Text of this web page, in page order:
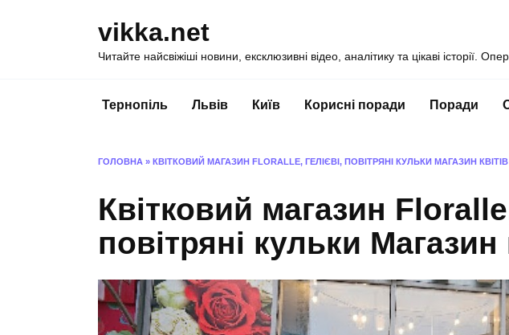
vikka.net
Читайте найсвіжіші новини, ексклюзивні відео, аналітику та цікаві
Тернопіль Львів Київ Корисні поради Поради
ГОЛОВНА » КВІТКОВИЙ МАГАЗИН FLORALLE, ГЕЛІЄВІ, ПОВІТРЯНІ КУЛЬКИ МАГАЗИН КВІТІВ
Квітковий магазин
повітряні кульки Магазин